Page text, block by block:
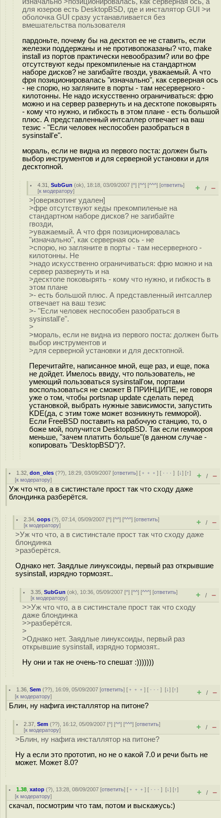
для юзеров есть DesktopBSD, где и инсталятор GUI >и
оболочка GUI сразу устанавливается без
вмешательства пользователя
пардоньте, почему бы на десктоп ее не ставить, если
железки поддержаны и не противопоказаны? что, make
install из портов практически невообразим? или во фре
отсутствуют кеды прекомпиленые на стандартном
наборе дисков? не загибайте гвозди, уважаемый. А что
фря позиционировалась "изначально", как серверная ось
- не спорю, но загляните в порты - там несерверного -
килотонны. Не надо искусственно ограничиваться: фрю
можно и на сервер развернуть и на десктопе поковырять
- кому что нужно, и гибкость в этом плане - есть большой
плюс. А представленный интсаллер отвечает на ваш
тезис - "Если человек неспособен разобраться в
sysinstall'е".
мораль, если не видна из первого поста: должен быть
выбор инструментов и для серверной установки и для
десктопной.
4.31 ,SubGun (ok), 18:18, 03/09/2007 [^] [^^] [^^^] [ответить]
[к модератору] + / –
>[оверквотинг удален]
>фре отсутствуют кеды прекомпиленые на
стандартном наборе дисков? не загибайте
гвозди,
>уважаемый. А что фря позиционировалась
"изначально", как серверная ось - не
>спорю, но загляните в порты - там несерверного -
килотонны. Не
>надо искусственно ограничиваться: фрю можно и на
сервер развернуть и на
>десктопе поковырять - кому что нужно, и гибкость в
этом плане
>- есть большой плюс. А представленный интсаллер
отвечает на ваш тезис
>- "Если человек неспособен разобраться в
sysinstall'е".
>
>мораль, если не видна из первого поста: должен быть
выбор инструментов и
>для серверной установки и для десктопной.
Перечитайте, написанное мной, еще раз, и еще, пока
не дойдет. Имелось ввиду, что пользователь, не
умеющий пользоваться sysinstall'ом, портами
воспользоваться не сможет В ПРИНЦИПЕ, не говоря
уже о том, чтобы portsnap update сделать перед
установкой, выбрать нужные зависимости, запустить
KDE(да, с этим тоже может возникнуть гемморой).
Если FreeBSD поставить на рабочую станцию, то, о
боже мой, получится DesktopBSD. Так если геммороя
меньше, "зачем платить больше"(в данном случае -
копировать "DesktopBSD")?.
1.32 ,don_oles (??), 18:29, 03/09/2007 [ответить] [ ﹢﹢﹢] [ · · ·][↓] [↑]
[к модератору] + / –
Уж что что, а в систинстале прост так что сходу даже
блондинка разберётся.
2.34 ,oops (?), 07:14, 05/09/2007 [^] [^^] [^^^] [ответить]
[к модератору] + / –
>Уж что что, а в систинстале прост так что сходу даже
блондинка
>разберётся.
Однако нет. Заядлые линуксоиды, первый раз открывшие
sysinstall, изрядно тормозят..
3.35 ,SubGun (ok), 10:36, 05/09/2007 [^] [^^] [^^^] [ответить]
[к модератору] + / –
>>Уж что что, а в систинстале прост так что сходу
даже блондинка
>>разберётся.
>
>Однако нет. Заядлые линуксоиды, первый раз
открывшие sysinstall, изрядно тормозят..
Ну они и так не очень-то спешат :)))))))
1.36 ,Sem (??), 16:09, 05/09/2007 [ответить] [ ﹢﹢﹢] [ · · ·][↓] [↑]
[к модератору] + / –
Блин, ну нафига инсталлятор на питоне?
2.37 ,Sem (??), 16:12, 05/09/2007 [^] [^^] [^^^] [ответить]
[к модератору] + / –
>Блин, ну нафига инсталлятор на питоне?
Ну а если это прототип, но не о какой 7.0 и речи быть не
может. Может 8.0?
1.38 ,xatop (?), 13:28, 08/09/2007 [ответить] [ ﹢﹢﹢] [ · · ·][↓] [↑]
[к модератору] + / –
скачал, посмотрим что там, потом и выскажусь:)